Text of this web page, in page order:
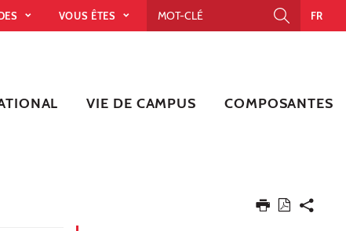
VOUS ÊTES FR
VIE DE CAMPUS COMPOSANTES